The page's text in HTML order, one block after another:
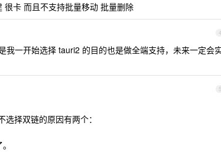
卡 而且不支持批量移动 批量删除
4
我一开始选择 tauri2 的目的也是做全端支持，未来一定会
5
择双链的原因有两个：